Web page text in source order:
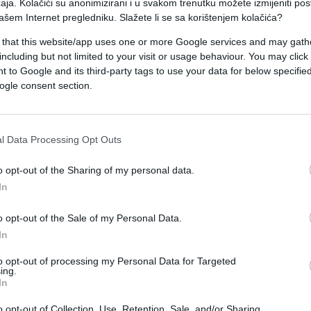
Kolačići su anonimizirani i u svakom trenutku možete izmijeniti
Internet pregledniku. Slažete li se sa korištenjem kolačića?
that this website/app uses one or more Google services and may
but not limited to your visit or usage behaviour. You may
to Google and its third-party tags to use your data for below
consent section.
Data Processing Opt Outs
opt-out of the Sharing of my personal data.
opt-out of the Sale of my Personal Data.
opt-out of processing my Personal Data for Targeted
zabarakadirala u kući, javila je lokalna
Pucnjava se desila u 3.15 po lokalnom
je u oblasti Sent Luisa kao pomoć
što je sudska porota odbacila optužbu za
tinejdžera.